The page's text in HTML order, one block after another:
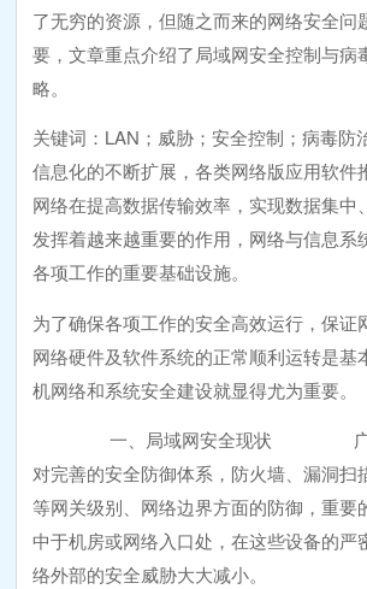
了无穷的资源，但随之而来的网络安全问
要，文章重点介绍了局域网安全控制与病
略。
关键词：LAN；威胁；安全控制；
信息化的不断扩展，各类网络版应用软件
网络在提高数据传输效率，实现数据集中
发挥着越来越重要的作用，网络与信息系
各项工作的重要基础设施。
为了确保各项工作的安全高效运行，保证
网络硬件及软件系统的正常顺利运转是基
机网络和系统安全建设就显得尤为重要。
一、局域网安全现状 广域
对完善的安全防御体系，防火墙、漏洞扫
等网关级别、网络边界方面的防御，重要
中于机房或网络入口处，在这些设备的严
络外部的安全威胁大大减小。